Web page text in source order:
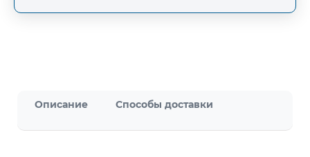
Описание Способы доставки